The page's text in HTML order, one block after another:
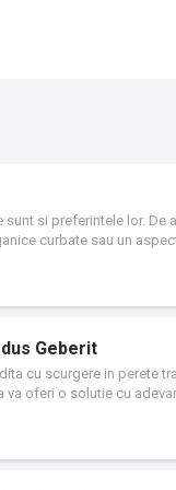
si preferintele lor.
curbate sau un
curatenia, spatiul,
Geberit
cu scurgere in perete
oferi o solutie cu
de casa noua sau